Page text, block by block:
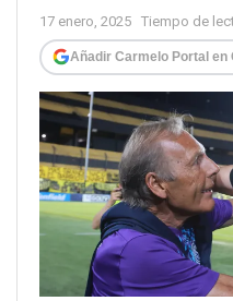
17 enero, 2025 Tiempo de
Añadir Carmelo Portal en